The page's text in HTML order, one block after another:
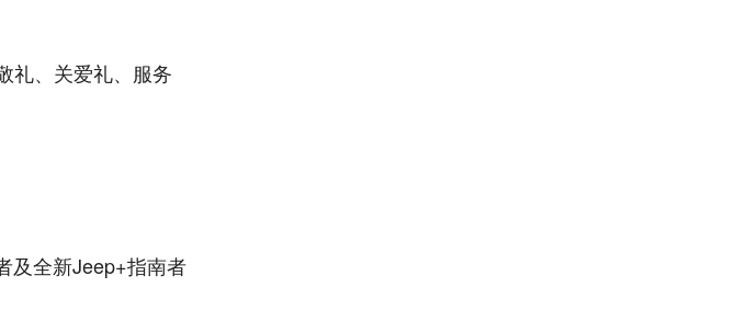
礼、关爱礼、服务
及全新Jeep+指南者